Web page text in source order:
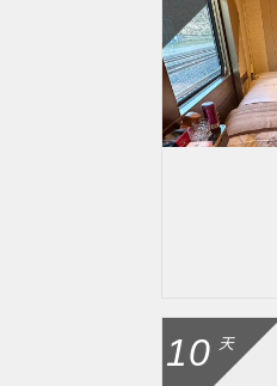
10 天